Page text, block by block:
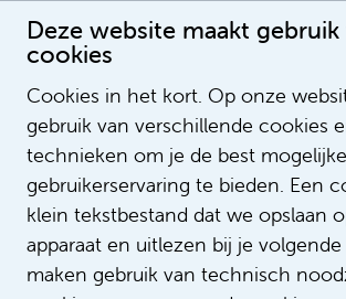
Deze website maakt gebruik
cookies
Cookies in het kort. Op onze
gebruik van verschillende cookies
technieken om je de best mogelijke
gebruikerservaring te bieden. Een
klein tekstbestand dat we opslaan
apparaat en uitlezen bij je
maken gebruik van technisch
Jeska Fritzsche